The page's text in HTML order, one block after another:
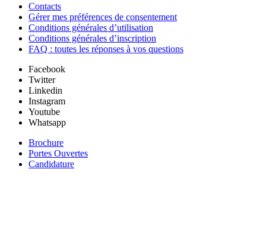
Contacts
Gérer mes préférences de consentement
Conditions générales d’utilisation
Conditions générales d’inscription
FAQ : toutes les réponses à vos questions
Facebook
Twitter
Linkedin
Instagram
Youtube
Whatsapp
Brochure
Portes Ouvertes
Candidature